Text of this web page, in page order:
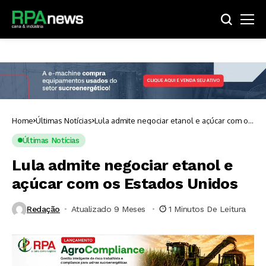
Home Últimas Notícias Lula admite negociar etanol e açúcar com os
Estados Unidos
Últimas Notícias
Lula admite negociar etanol e
açúcar com os Estados Unidos
Redação Atualizado 9 Meses ⁮ 1 Minutos De Leitura